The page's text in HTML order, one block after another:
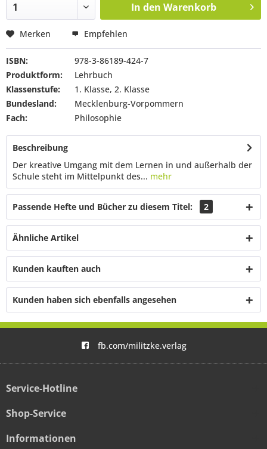
In den Warenkorb
Merken Empfehlen
ISBN:
978-3-86189-424-7
Produktform:
Lehrbuch
Klassenstufe:
1. Klasse, 2. Klasse
Bundesland:
Mecklenburg-Vorpommern
Fach:
Philosophie
Beschreibung
Der kreative Umgang mit dem Lernen in und außerhalb der
Schule steht im Mittelpunkt des... mehr
Passende Hefte und Bücher zu diesem Titel: 2
Ähnliche Artikel
Kunden kauften auch
Kunden haben sich ebenfalls angesehen
fb.com/militzke.verlag
Service-Hotline
Shop-Service
Informationen